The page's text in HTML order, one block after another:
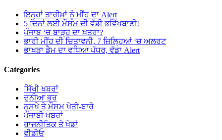
ਇਨ੍ਹਾਂ ਤਾਰੀਖ਼ਾਂ ਨੂੰ ਮੀਂਹ ਦਾ Alert
5 ਦਿਨਾਂ ਲਈ ਮੌਸਮ ਦੀ ਵੱਡੀ ਭਵਿੱਖਬਾਣੀ!
ਪੰਜਾਬ ‘ਚ ਬਾੜ੍ਹ ਦਾ ਖ਼ਤਰਾ?
ਭਾਰੀ ਮੀਂਹ ਦੀ ਚਿਤਾਵਨੀ, 7 ਜ਼ਿਲ੍ਹਿਆਂ ‘ਚ ਅਲਰਟ
ਭਾਖੜਾ ਡੈਮ ਦਾ ਵਧਿਆ ਪੱਧਰ, ਵੱਡਾ Alert
Categories
ਸਿੱਖੀ ਖਬਰਾਂ
ਦੁਨੀਆ ਭਰ
ਨੁਸਖੇ ਤੇ ਮੌਸਮ ਖੇਤੀ-ਬਾਰੇ
ਪੰਜਾਬੀ ਖਬਰਾਂ
ਰਾਜਨੀਤਿਕ ਤੇ ਖੇਡਾਂ
ਵੀਡੀਓ